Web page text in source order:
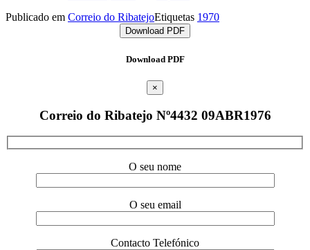
Publicado em Correio do RibatejoEtiquetas 1970
Download PDF
Download PDF
×
Correio do Ribatejo Nº4432 09ABR1976
O seu nome
O seu email
Contacto Telefónico